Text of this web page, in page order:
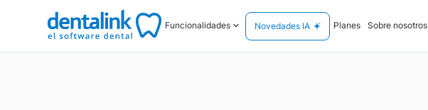
Funcionalidades Novedades IA Planes Sobre nosotros